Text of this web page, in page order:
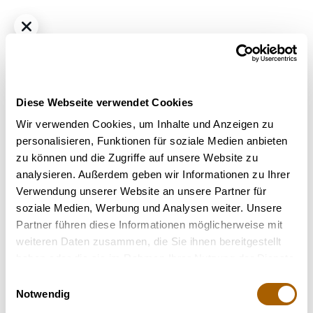
Diese Webseite verwendet Cookies
Wir verwenden Cookies, um Inhalte und Anzeigen zu
personalisieren, Funktionen für soziale Medien anbieten
zu können und die Zugriffe auf unsere Website zu
analysieren. Außerdem geben wir Informationen zu Ihrer
Verwendung unserer Website an unsere Partner für
soziale Medien, Werbung und Analysen weiter. Unsere
Partner führen diese Informationen möglicherweise mit
weiteren Daten zusammen, die Sie ihnen bereitgestellt
Notwendig
Hybrid - Sativa dominant THC22% CBD1%
enua 22/1 BA CA Busy Animal
Bestrahlung: Unbestrahlt
Strain: Busy Animal
Terpene: Limonen, Linalool
Migräne